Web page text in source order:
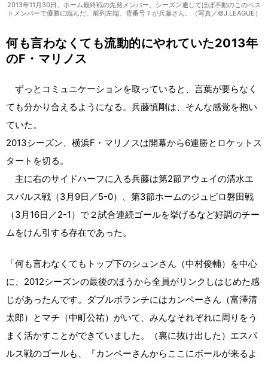
2013年11月30日、ホーム最終戦の先発メンバー。シーズン通してほぼ不動のこのベス
トメンバーで優勝に臨んだ。前列左端、背番号７が兵藤さん。（写真／©J.LEAGUE）
何も言わなくても流動的にやれていた2013年
のF・マリノス
ずっとコミュニケーションを取っていると、言葉が要らなく
ても分かり合えるようになる。兵藤慎剛は、そんな感覚を抱い
ていた。
2013シーズン、横浜F・マリノスは開幕から6連勝とロケットス
タートを切る。
主に右のサイドハーフに入る兵藤は第2節アウェイの清水エ
スパルス戦（3月9日／5-0）、第3節ホームのジュビロ磐田戦
（3月16日／2-1）で２試合連続ゴールを挙げるなど好調のチー
ムをけん引する存在であった。
「何も言わなくてもトップ下のシュンさん（中村俊輔）を中心
に、2012シーズンの最後のほうから全員がリンクしはじめた感
じがあったんです。ダブルボランチにはカンペーさん（富澤清
太郎）とマチ（中町公祐）がいて、みんなそれぞれに周りをう
まく活かすことができていました。（裏に抜け出した）エスパ
ルス戦のゴールも、『カンペーさんからここにボールが来るよ